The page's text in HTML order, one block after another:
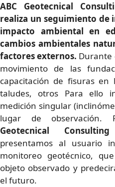
ABC Geotecnical
realiza un seguimiento de
impacto ambiental en
cambios ambientales
factores externos. Durante
movimiento de las
capacitación de fisuras en
taludes, otros Para ello
medición singular
lugar de observación.
Geotecnical
presentamos al usuario
monitoreo geotécnico,
objeto observado y
el futuro.